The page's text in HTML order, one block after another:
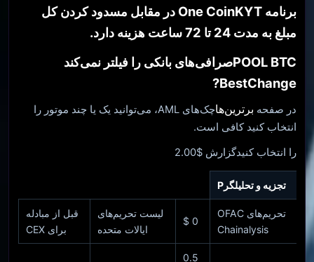
برنامه One CoinKYT در مقابل مسدود کردن کل
مبلغ به مدت 24 تا 72 ساعت هزینه دارد.
POOL BTCصرافی‌های بانکی را فیلتر نمی‌کند
BestChange?
در صفحه برترین‌ها
چک‌های AML، می‌توانید یک یا چند موتور را
انتخاب کنید کافی است.
را انتخاب کنیدگزارش $2.00
تجزیه و تحلیلگر P
تحریم‌های OFAC
Chainalysis
0 $
لیست تحریم‌های
ایالات متحده
قبل از مبادله
برای CEX
0.5